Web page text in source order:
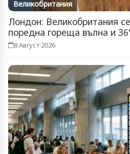
Великобритания
Лондон: Великобритания
поредна гореща вълна и
8 Август 2026